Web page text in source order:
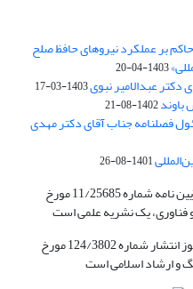
بر عملکرد نیروهای حافظ صلح
1403-04-20
عبدالامیر نبوی1403-03-17
1402-08-21
فصلنامه جناب آقای دکتر مهدی
1401-08-26
فصلنامه مطالعات بین‌المللی بر پایه آیین نامه شماره 11/25685 مورخ
فصلنامه مطالعات بین‌المللی دارای مجوز انتشار شماره 124/3802 مورخ